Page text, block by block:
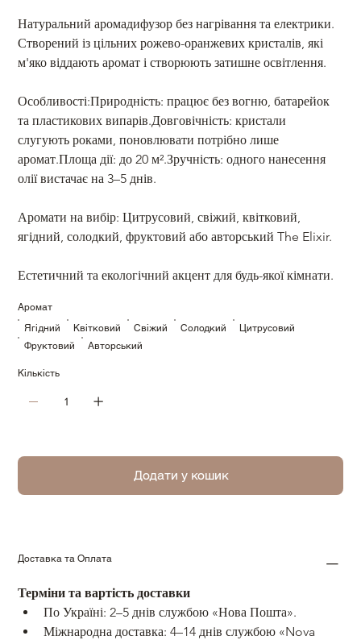
Натуральний аромадифузор без нагрівання та електрики.
Створений із цільних рожево-оранжевих кристалів, які
м'яко віддають аромат і створюють затишне освітлення.
Особливості:Природність: працює без вогню, батарейок
та пластикових випарів.Довговічність: кристали
слугують роками, поновлювати потрібно лише
аромат.Площа дії: до 20 м².Зручність: одного нанесення
олії вистачає на 3–5 днів.
Аромати на вибір: Цитрусовий, свіжий, квітковий,
ягідний, солодкий, фруктовий або авторський The Elixir.
Естетичний та екологічний акцент для будь-якої кімнати.
Ягідний Квітковий Свіжий Солодкий
Цитрусовий
Фруктовий
Авторський
Аромат
Кількість
Додати у кошик
Доставка та Оплата
Терміни та вартість доставки
По Україні: 2–5 днів службою «Нова Пошта».
Міжнародна доставка: 4–14 днів службою «Nova